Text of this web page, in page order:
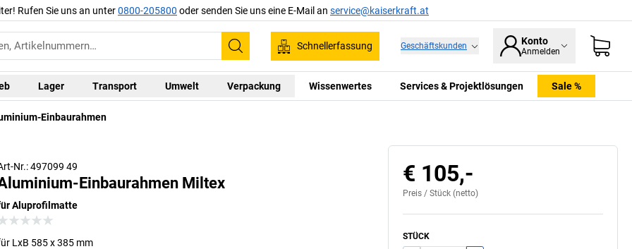
Rufen Sie uns an unter0800-205800 oder senden Sie uns eine E-Mail an service@kaiserkraft.at
Suchen
Schnellerfassung Geschäftskunden Konto
Anmelden
Lager Transport Umwelt Verpackung Wissenwertes Services & Projektlösungen Sale %
Einbaurahmen
Nr.: 497099 49
Einbaurahmen Miltex
Aluprofilmatte
LxB 585 x 385 mm
€ 105,-
Preis / Stück (netto)
STÜCK